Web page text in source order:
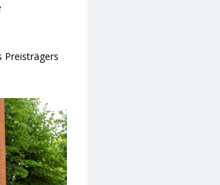
Preisträgers